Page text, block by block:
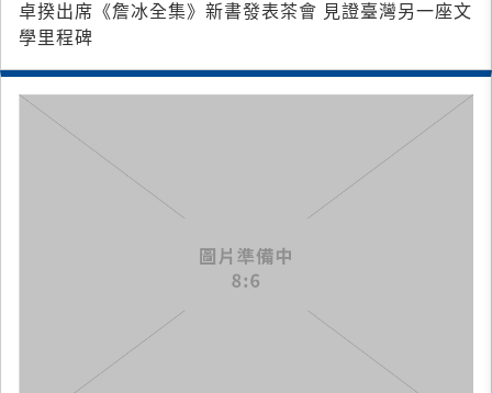
卓揆出席《詹冰全集》新書發表茶會 見證臺灣另一座文
學里程碑